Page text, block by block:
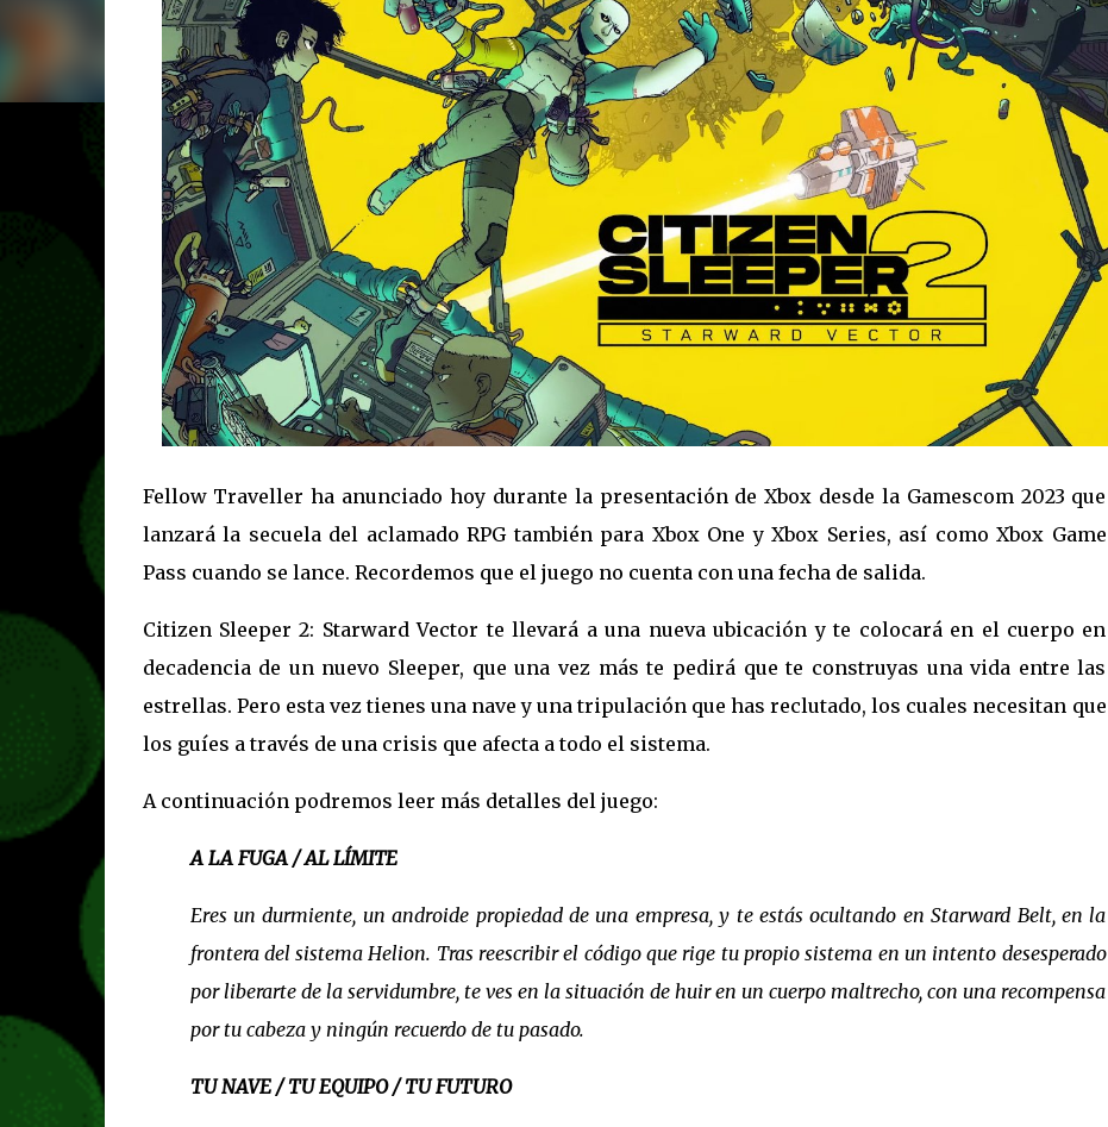
Fellow Traveller ha anunciado hoy durante la presentación de Xbox desde la Gamescom 2023 que
lanzará la secuela del aclamado RPG también para Xbox One y Xbox Series, así como Xbox Game
Pass cuando se lance. Recordemos que el juego no cuenta con una fecha de salida.
Citizen Sleeper 2: Starward Vector te llevará a una nueva ubicación y te colocará en el cuerpo en
decadencia de un nuevo Sleeper, que una vez más te pedirá que te construyas una vida entre las
estrellas. Pero esta vez tienes una nave y una tripulación que has reclutado, los cuales necesitan que
los guíes a través de una crisis que afecta a todo el sistema.
A continuación podremos leer más detalles del juego:
A LA FUGA / AL LÍMITE
Eres un durmiente, un androide propiedad de una empresa, y te estás ocultando en Starward Belt, en la
frontera del sistema Helion. Tras reescribir el código que rige tu propio sistema en un intento desesperado
por liberarte de la servidumbre, te ves en la situación de huir en un cuerpo maltrecho, con una recompensa
por tu cabeza y ningún recuerdo de tu pasado.
TU NAVE / TU EQUIPO / TU FUTURO